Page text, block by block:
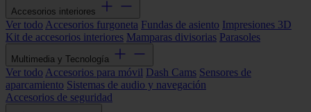
Accesorios interiores
Ver todo Accesorios furgoneta Fundas de asiento Impresiones 3D
Kit de accesorios interiores Mamparas divisorias Parasoles
Multimedia y Tecnología
Ver todo Accesorios para móvil Dash Cams Sensores de
aparcamiento Sistemas de audio y navegación
Accesorios de seguridad